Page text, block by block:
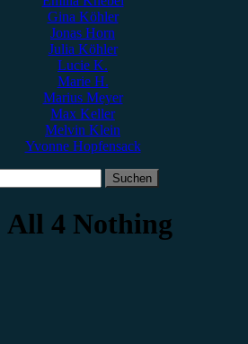
Gina Köhler
Jonas Horn
Julia Köhler
Lucie K.
Marie H.
Marius Meyer
Max Keller
Melvin Klein
Yvonne Hopfensack
All 4 Nothing